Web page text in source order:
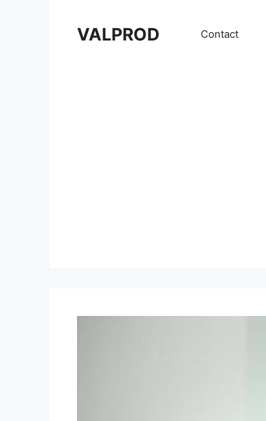
VALPROD Contact